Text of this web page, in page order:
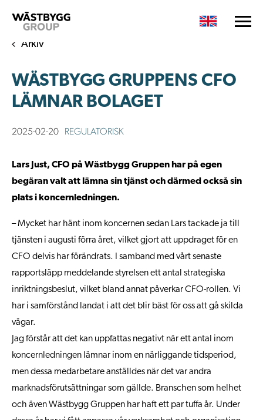
Arkiv
WÄSTBYGG GRUPPENS CFO
LÄMNAR BOLAGET
2025-02-20 REGULATORISK
Lars Just, CFO på Wästbygg Gruppen har på egen
begäran valt att lämna sin tjänst och därmed också sin
plats i koncernledningen.
– Mycket har hänt inom koncernen sedan Lars tackade ja till
tjänsten i augusti förra året, vilket gjort att uppdraget för en
CFO delvis har förändrats. I samband med vårt senaste
rapportsläpp meddelande styrelsen ett antal strategiska
inriktningsbeslut, vilket bland annat påverkar CFO-rollen. Vi
har i samförstånd landat i att det blir bäst för oss att gå skilda
vägar.
Jag förstår att det kan uppfattas negativt när ett antal inom
koncernledningen lämnar inom en närliggande tidsperiod,
men dessa medarbetare anställdes när det var andra
marknadsförutsättningar som gällde. Branschen som helhet
och även Wästbygg Gruppen har haft ett par tuffa år. Under